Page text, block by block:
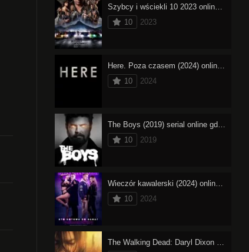
Szybcy i wściekli 10 2023 online cały film – oglądaj
10
2023
Here. Poza czasem (2024) online cały film – oglądaj
10
2024
The Boys (2019) serial online gdzie obejrzeć
10
2019
Wieczór kawalerski (2024) online cały film – oglądaj
10
2024
The Walking Dead: Daryl Dixon (2023) oglądaj online